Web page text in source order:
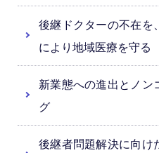
後継ドクターの不在を
により地域医療を守る
新業態への進出とノン
グ
後継者問題解決に向け